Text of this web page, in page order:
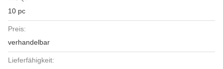
10 pc
Preis:
verhandelbar
Lieferfähigkeit: